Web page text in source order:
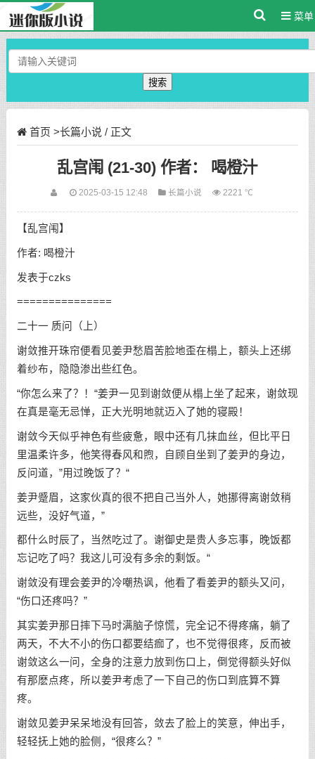
菜单
搜索
首页 >长篇小说 / 正文
乱宫闱 (21-30) 作者： 喝橙汁
2025-03-15 12:48 长篇小说 2221 ℃
【乱宫闱】
作者: 喝橙汁
发表于czks
===============
二十一 质问（上）
谢敛推开珠帘便看见姜尹愁眉苦脸地歪在榻上，额头上还绑
着纱布，隐隐渗出些红色。
“你怎么来了？！“姜尹一见到谢敛便从榻上坐了起来，谢敛现
在真是毫无忌惮，正大光明地就迈入了她的寝殿！
谢敛今天似乎神色有些疲惫，眼中还有几抹血丝，但比平日
里温柔许多，他笑得春风和煦，自顾自坐到了姜尹的身边，
反问道，”用过晚饭了？“
姜尹蹙眉，这家伙真的很不把自己当外人，她挪得离谢敛稍
远些，没好气道，”
都什么时辰了，当然吃过了。谢御史是贵人多忘事，晚饭都
忘记吃了吗？我这儿可没有多余的剩饭。“
谢敛没有理会姜尹的冷嘲热讽，他看了看姜尹的额头又问，
“伤口还疼吗？”
其实姜尹那日摔下马时满脑子惊慌，完全记不得疼痛，躺了
两天，不大不小的伤口都要结痂了，也不觉得很疼，反而被
谢敛这么一问，全身的注意力放到伤口上，倒觉得额头好似
有那麽点疼，所以姜尹考虑了一下自己的伤口到底算不算
疼。
谢敛见姜尹呆呆地没有回答，敛去了脸上的笑意，伸出手，
轻轻抚上她的脸侧，“很疼么？”